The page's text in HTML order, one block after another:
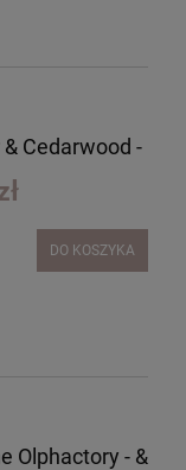
Cedarwood -
DO KOSZYKA
Olphactory - &